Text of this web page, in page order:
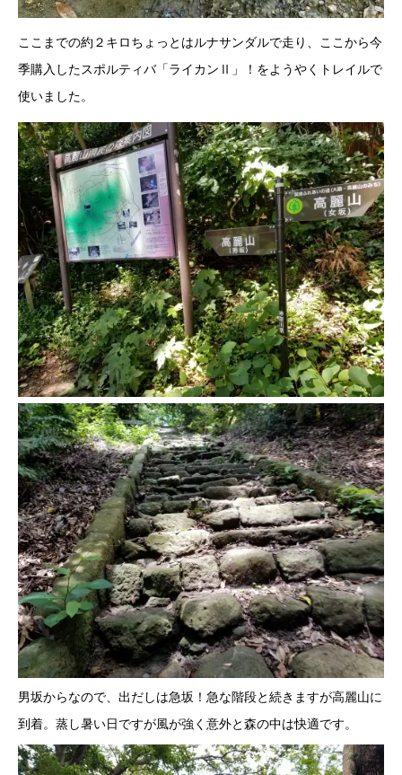
ここまでの約２キロちょっとはルナサンダルで走り、ここから今
季購入したスポルティバ「ライカンⅡ」！をようやくトレイルで
使いました。
男坂からなので、出だしは急坂！急な階段と続きますが高麗山に
到着。蒸し暑い日ですが風が強く意外と森の中は快適です。